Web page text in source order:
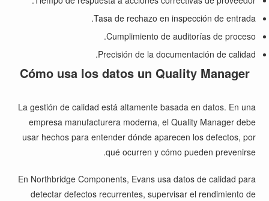
Tasa de rechazo en inspección de entrada.
Cumplimiento de auditorías de proceso.
Precisión de la documentación de calidad.
Cómo usa los datos un Quality Manager
La gestión de calidad está altamente basada en datos. En una
empresa manufacturera moderna, el Quality Manager debe
usar hechos para entender dónde aparecen los defectos, por
qué ocurren y cómo pueden prevenirse.
En Northbridge Components, Evans usa datos de calidad para
detectar defectos recurrentes, supervisar el rendimiento de